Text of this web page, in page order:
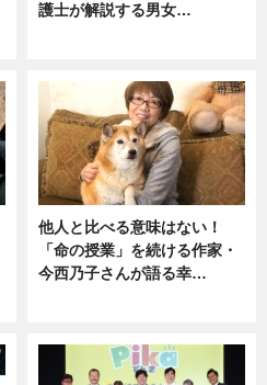
護士が解説する男女…
他人と比べる意味はない！
「命の授業」を続ける作家・
今西乃子さんが語る幸…